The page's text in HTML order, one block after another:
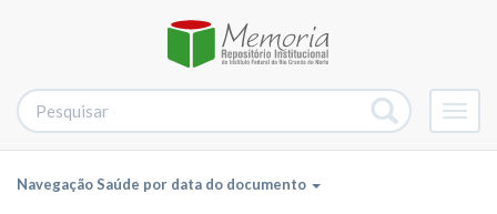
Navegação Saúde por data do documento